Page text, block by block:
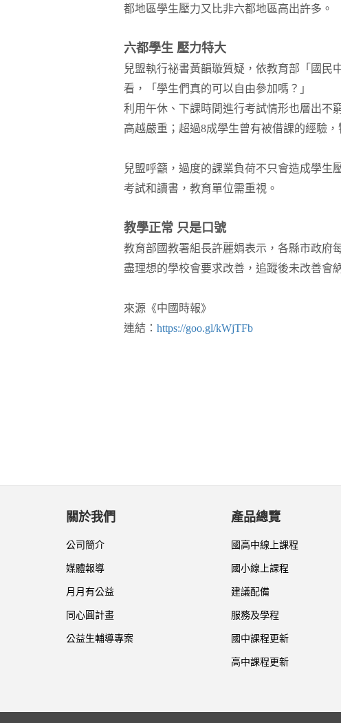
都地區學生壓力又比非六都地區高出許多。
六都學生 壓力特大
兒盟執行祕書黃韻璇質疑，依教育部「國民
看，「學生們真的可以自由參加嗎？」
利用午休、下課時間進行考試情形也層出不
高越嚴重；超過8成學生曾有被借課的經驗
兒盟呼籲，過度的課業負荷不只會造成學生
考試和讀書，教育單位需重視。
教學正常 只是口號
教育部國教署組長許麗娟表示，各縣市政府
盡理想的學校會要求改善，追蹤後未改善會
來源《中國時報》
連結： https://goo.gl/kWjTFb
關於我們
公司簡介
媒體報導
月月有公益
同心圓計畫
公益生輔導專案
產品總覽
國高中線上課程
國小線上課程
建議配備
服務及學程
國中課程更新
高中課程更新